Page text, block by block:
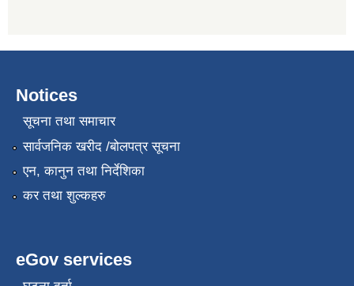
Notices
सूचना तथा समाचार
सार्वजनिक खरीद /बोलपत्र सूचना
एन, कानुन तथा निर्देशिका
कर तथा शुल्कहरु
eGov services